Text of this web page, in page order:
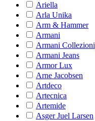
Ariella
Arla Unika
Arm & Hammer
Armani
Armani Collezioni
Armani Jeans
Armor Lux
Arne Jacobsen
Artdeco
Artecnica
Artemide
Asger Juel Larsen